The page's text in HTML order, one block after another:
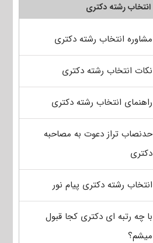
انتخاب رشته دکتری
مشاوره انتخاب رشته دکتری
نکات انتخاب رشته دکتری
راهنمای انتخاب رشته دکتری
حدنصاب تراز دعوت به مصاحبه
دکتری
انتخاب رشته دکتری پیام نور
با چه رتبه ای دکتری کجا قبول
میشم؟